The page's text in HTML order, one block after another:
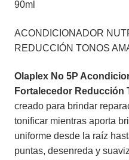
ACONDICIONADOR
REDUCCIÓN TONOS
Olaplex No 5P
Fortalecedor Reducción
creado para brindar
tonificar mientras aporta
uniforme desde la raíz
puntas, desenreda y